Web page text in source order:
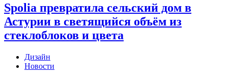
Spolia превратила сельский дом в
Астурии в светящийся объём из
стеклоблоков и цвета
Дизайн
Новости